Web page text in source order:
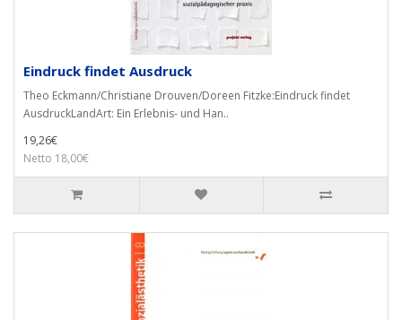
Eindruck findet Ausdruck
Theo Eckmann/Christiane Drouven/Doreen Fitzke:Eindruck findet
AusdruckLandArt: Ein Erlebnis- und Han..
19,26€
Netto 18,00€